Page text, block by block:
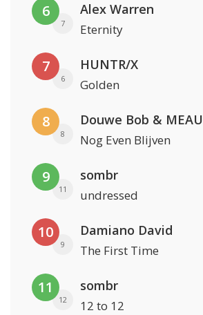
6
7
Alex Warren
Eternity
7
6
HUNTR/X
Golden
8
8
Douwe Bob & MEAU
Nog Even Blijven
9
11
sombr
undressed
10
9
Damiano David
The First Time
11
12
sombr
12 to 12